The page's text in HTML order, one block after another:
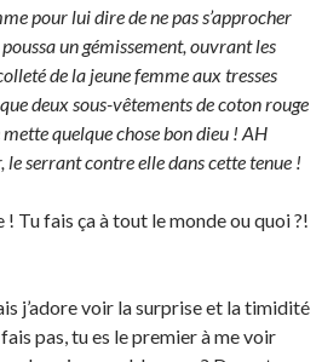
pour lui dire de ne pas s’approcher
un gémissement, ouvrant les
de la jeune femme aux tresses
deux sous-vêtements de coton rouge
quelque chose bon dieu ! AH
serrant contre elle dans cette tenue !
Tu fais ça à tout le monde ou quoi ?!
j’adore voir la surprise et la timidité
pas, tu es le premier à me voir